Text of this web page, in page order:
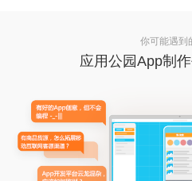
你可能遇到
应用公园App制